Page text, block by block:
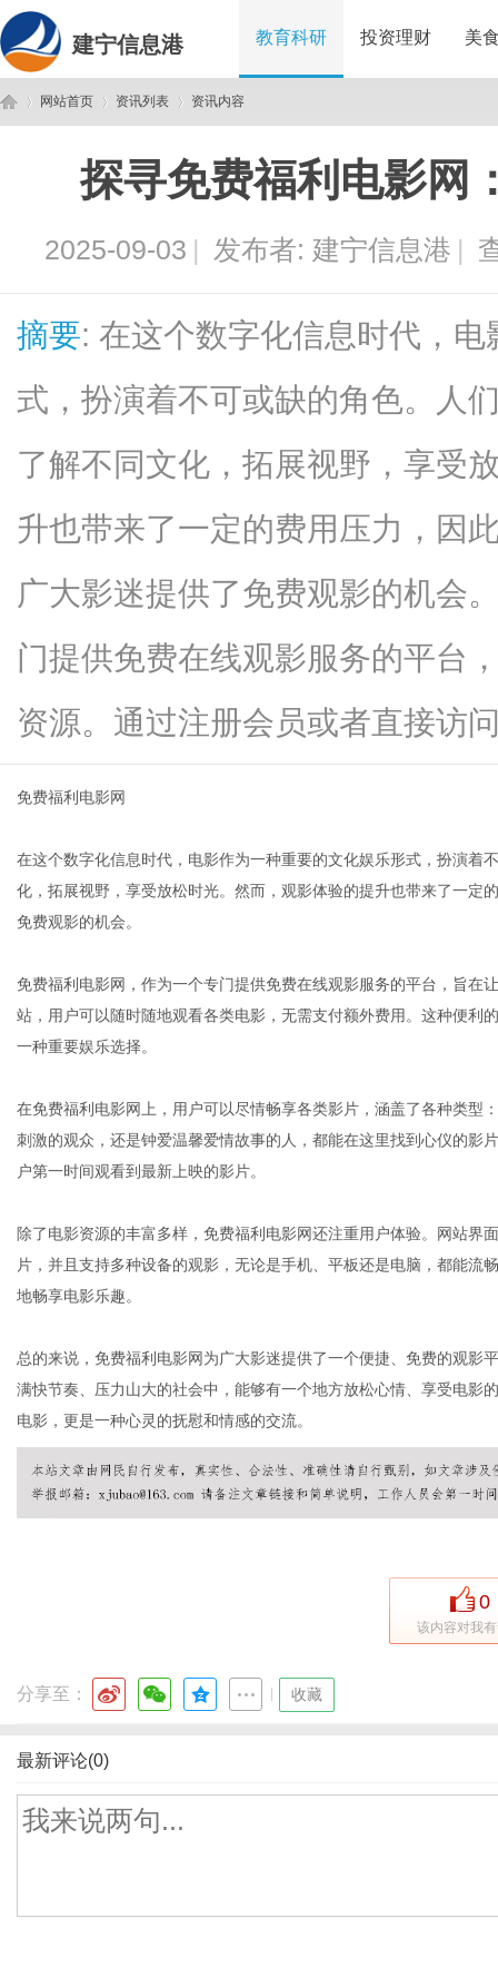
建宁信息港 教育科研 投资理财 美
网站首页
›
资讯列表
›
资讯内容
探寻免费福利电影网
2025-09-03 | 发布者: 建宁信息港 |
摘要: 在这个数字化信息时代，
式，扮演着不可或缺的角色。人
了解不同文化，拓展视野，享受
升也带来了一定的费用压力，因
广大影迷提供了免费观影的机会
门提供免费在线观影服务的平台
资源。通过注册会员或者直接访
免费福利电影网
在这个数字化信息时代，电影作为一种重要的文化娱乐形式，扮演着
化，拓展视野，享受放松时光。然而，观影体验的提升也带来了一定
免费观影的机会。
免费福利电影网，作为一个专门提供免费在线观影服务的平台，旨在
站，用户可以随时随地观看各类电影，无需支付额外费用。这种便利
一种重要娱乐选择。
在免费福利电影网上，用户可以尽情畅享各类影片，涵盖了各种类型
刺激的观众，还是钟爱温馨爱情故事的人，都能在这里找到心仪的影
户第一时间观看到最新上映的影片。
除了电影资源的丰富多样，免费福利电影网还注重用户体验。网站界
片，并且支持多种设备的观影，无论是手机、平板还是电脑，都能
地畅享电影乐趣。
总的来说，免费福利电影网为广大影迷提供了一个便捷、免费的观影
满快节奏、压力山大的社会中，能够有一个地方放松心情、享受电影
电影，更是一种心灵的抚慰和情感的交流。
0
该内容对我
分享至： 收藏
最新评论(0)